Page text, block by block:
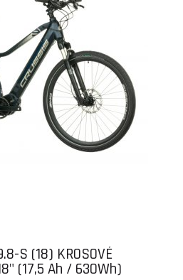
S (18) KROSOVÉ
(17,5 Ah / 630Wh)